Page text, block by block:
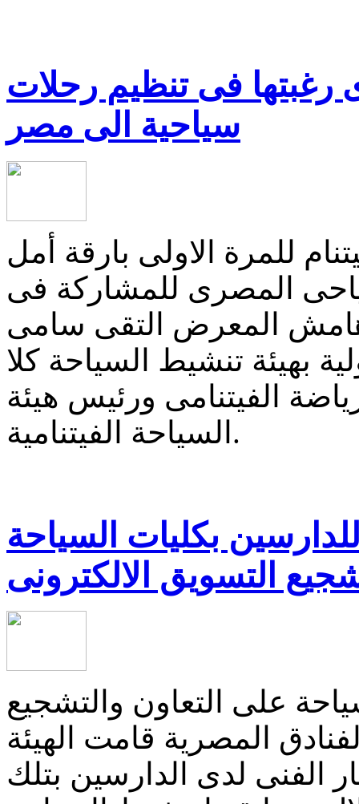
رغبتها فى تنظيم رحلات
سياحية الى مصر
للمرة الاولى بارقة أمل
المصرى للمشاركة فى
المعرض التقى سامى
بهيئة تنشيط السياحة كلا
الفيتنامى ورئيس هيئة
السياحة الفيتنامية.
بكليات السياحة
التسويق الالكترونى
على التعاون والتشجيع
المصرية قامت الهيئة
الفنى لدى الدارسين بتلك